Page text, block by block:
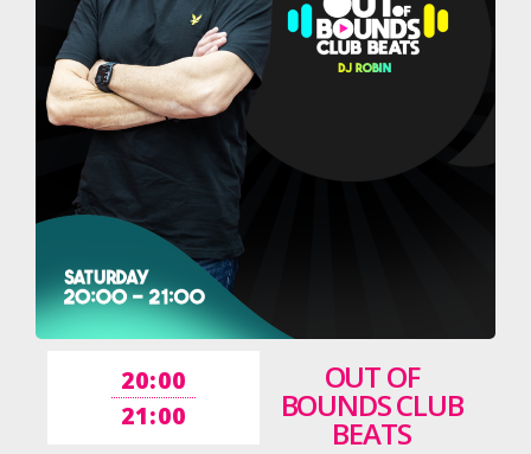
20:00
21:00
OUT OF
BOUNDS CLUB
BEATS